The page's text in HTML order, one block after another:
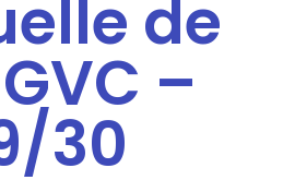
de
–
30